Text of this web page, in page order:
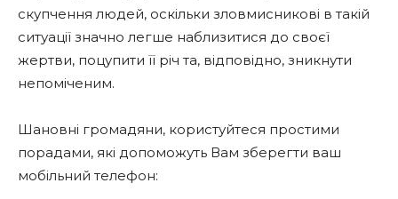
скупчення людей, оскільки зловмисникові в такій
ситуації значно легше наблизитися до своєї
жертви, поцупити її річ та, відповідно, зникнути
непоміченим.
Шановні громадяни, користуйтеся простими
порадами, які допоможуть Вам зберегти ваш
мобільний телефон: